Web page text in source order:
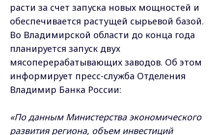
расти за счет запуска новых мощностей и
обеспечивается растущей сырьевой базой.
Во Владимирской области до конца года
планируется запуск двух
мясоперерабатывающих заводов. Об этом
информирует пресс-служба Отделения
Владимир Банка России:
«По данным Министерства экономического
развития региона, объем инвестиций